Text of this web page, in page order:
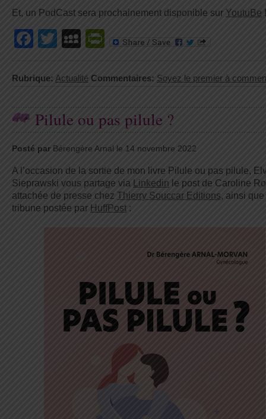
Et, un PodCast sera prochainement disponible sur YoutuBe !
Facebook
TwitterMySpace
PrintFriendly
Rubrique: Actualité Commentaires: Soyez le premier à
Pilule ou pas pilule ?
Posté par Bérengère Arnal le 14 novembre 2022
A l’occasion de la sortie de mon livre Pilule ou pas pilule,
Sieprawski vous partage via Linkedin le post de Caroline
attachée de presse chez Thierry Souccar Editions, ainsi
tribune postée par HuffPost :